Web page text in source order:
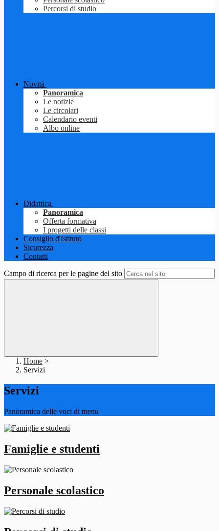
Percorsi di studio
Novità
Panoramica
Le notizie
Le circolari
Calendario eventi
Albo online
Didattica
Panoramica
Offerta formativa
I progetti delle classi
Consiglio d'Istituto
Sicurezza
Contatti
Campo di ricerca per le pagine del sito
Home >
Servizi
Servizi
Panoramica delle voci di menu
Famiglie e studenti
Personale scolastico